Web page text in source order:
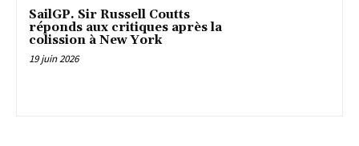
SailGP. Sir Russell Coutts
réponds aux critiques après la
colission à New York
19 juin 2026